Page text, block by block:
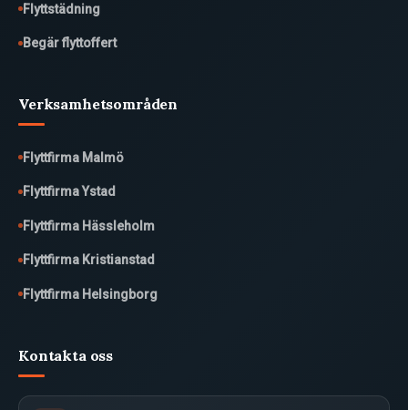
Flyttstädning
Begär flyttoffert
Verksamhetsområden
Flyttfirma Malmö
Flyttfirma Ystad
Flyttfirma Hässleholm
Flyttfirma Kristianstad
Flyttfirma Helsingborg
Kontakta oss